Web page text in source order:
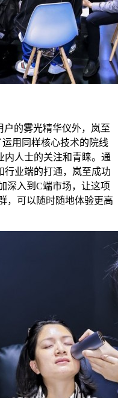
户的雾光精华仪外，岚至
用同样核心技术的院线
内人士的关注和青睐。通
行业端的打通，岚至成功
深入到C端市场，让这项
，可以随时随地体验更高